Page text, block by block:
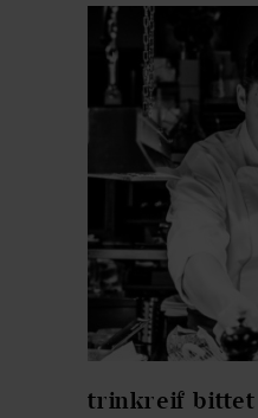
trinkreif bittet